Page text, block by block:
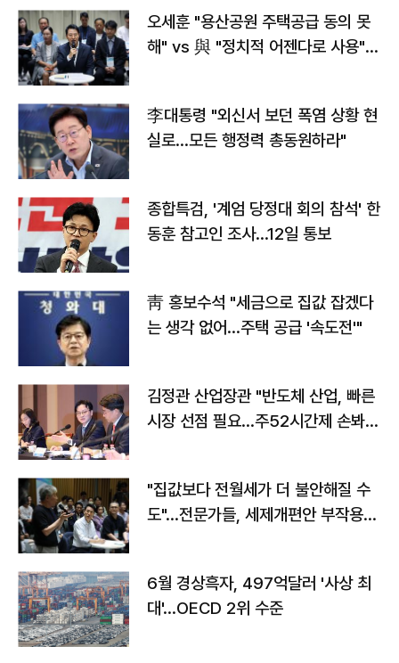
오세훈 "용산공원 주택공급 동의 못
해" vs 與 "정치적 어젠다로 사용"
李대통령 "외신서 보던 폭염 상황 현
실로…모든 행정력 총동원하라"
종합특검, '계엄 당정대 회의 참석' 한
동훈 참고인 조사...12일 통보
靑 홍보수석 "세금으로 집값 잡겠다
는 생각 없어…주택 공급 '속도전'"
김정관 산업장관 "반도체 산업, 빠른
시장 선점 필요…주52시간제 손봐
"집값보다 전월세가 더 불안해질 수
도"…전문가들, 세제개편안 부작용
6월 경상흑자, 497억달러 '사상 최
대'…OECD 2위 수준